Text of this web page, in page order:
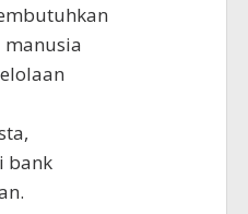
bank